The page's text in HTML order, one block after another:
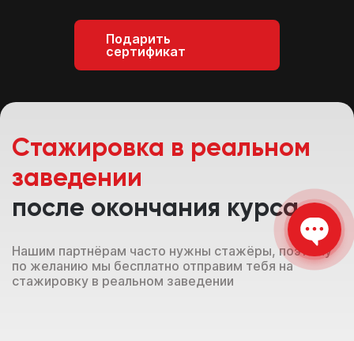
Подарить
сертификат
Стажировка в реальном
заведении
после окончания курса
Нашим партнёрам часто нужны стажёры, поэтому
по желанию мы бесплатно отправим тебя на
стажировку в реальном заведении